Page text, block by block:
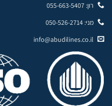
רון: 055-663-5407
מני: 050-526-2714
info@abudilines.co.il